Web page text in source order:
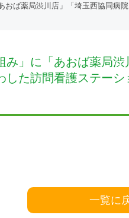
おば薬局渋川店」「埼玉西協同
み」に「あおば薬局
た訪問看護ステーシ
一覧に